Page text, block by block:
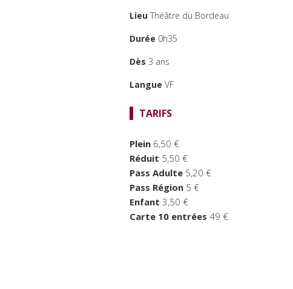
Lieu Théâtre du Bordeau
Durée 0h35
Dès 3 ans
Langue VF
TARIFS
Plein 6,50 €
Réduit 5,50 €
Pass Adulte 5,20 €
Pass Région 5 €
Enfant 3,50 €
Carte 10 entrées 49 €